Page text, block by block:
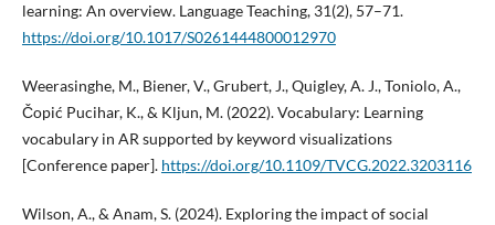
learning: An overview. Language Teaching, 31(2), 57–71.
https://doi.org/10.1017/S0261444800012970
Weerasinghe, M., Biener, V., Grubert, J., Quigley, A. J., Toniolo, A.,
Čopić Pucihar, K., & Kljun, M. (2022). Vocabulary: Learning
vocabulary in AR supported by keyword visualizations
[Conference paper]. https://doi.org/10.1109/TVCG.2022.3203116
Wilson, A., & Anam, S. (2024). Exploring the impact of social